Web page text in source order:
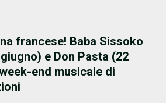
francese! Baba Sissoko
e Don Pasta (22
end musicale di